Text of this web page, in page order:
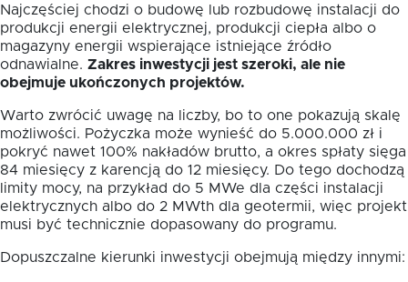
Najczęściej chodzi o budowę lub rozbudowę instalacji do
produkcji energii elektrycznej, produkcji ciepła albo o
magazyny energii wspierające istniejące źródło
odnawialne. Zakres inwestycji jest szeroki, ale nie
obejmuje ukończonych projektów.
Warto zwrócić uwagę na liczby, bo to one pokazują skalę
możliwości. Pożyczka może wynieść do 5.000.000 zł i
pokryć nawet 100% nakładów brutto, a okres spłaty sięga
84 miesięcy z karencją do 12 miesięcy. Do tego dochodzą
limity mocy, na przykład do 5 MWe dla części instalacji
elektrycznych albo do 2 MWth dla geotermii, więc projekt
musi być technicznie dopasowany do programu.
Dopuszczalne kierunki inwestycji obejmują między innymi: